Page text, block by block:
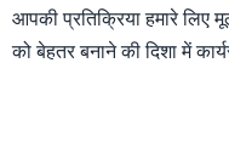
आपकी प्रतिक्रिया हमारे
को बेहतर बनाने की दिशा में